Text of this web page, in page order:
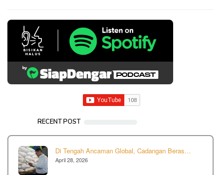
RECENT POST
Di Tengah Ancaman Global, Cadangan Beras…
April 28, 2026